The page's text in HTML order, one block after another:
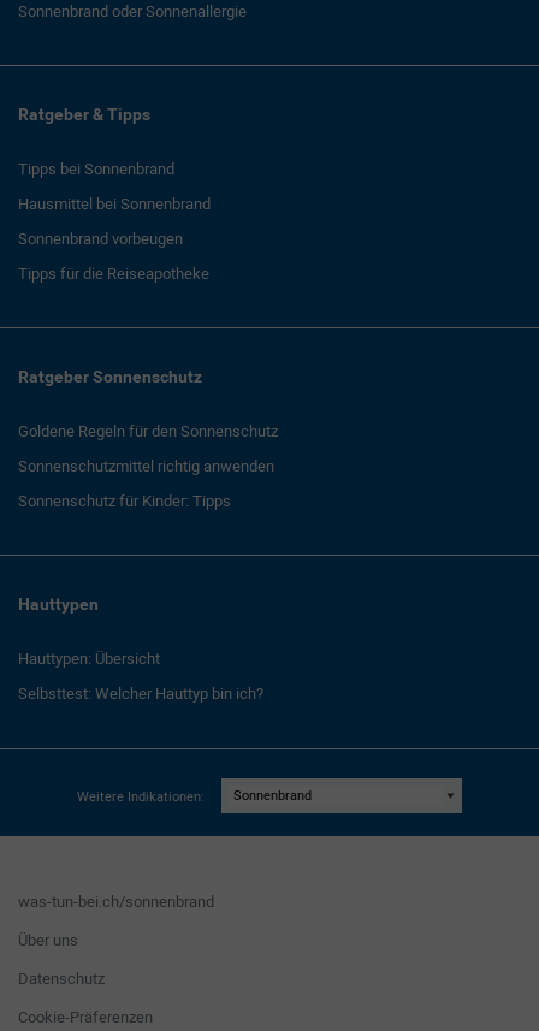
Sonnenbrand oder Sonnenallergie
Ratgeber & Tipps
Tipps bei Sonnenbrand
Hausmittel bei Sonnenbrand
Sonnenbrand vorbeugen
Tipps für die Reiseapotheke
Ratgeber Sonnenschutz
Goldene Regeln für den Sonnenschutz
Sonnenschutzmittel richtig anwenden
Sonnenschutz für Kinder: Tipps
Hauttypen
Hauttypen: Übersicht
Selbsttest: Welcher Hauttyp bin ich?
Weitere Indikationen:
was-tun-bei.ch/sonnenbrand
Über uns
Datenschutz
Cookie-Präferenzen